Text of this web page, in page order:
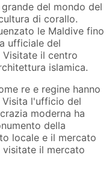
del mondo del
di corallo.
le Maldive fino
ufficiale del
Visitate il centro
islamica.
re e regine hanno
l'ufficio del
moderna ha
della
locale e il mercato
visitate il mercato